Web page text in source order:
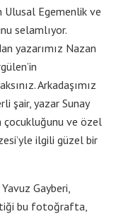
Ulusal Egemenlik ve
selamlıyor.
yazarımız Nazan
Arkadaşımız
şair, yazar Sunay
çocukluğunu ve özel
ilgili güzel bir
Gayberi,
bu fotoğrafta,